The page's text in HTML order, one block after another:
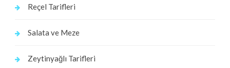
Reçel Tarifleri
Salata ve Meze
Zeytinyağlı Tarifleri